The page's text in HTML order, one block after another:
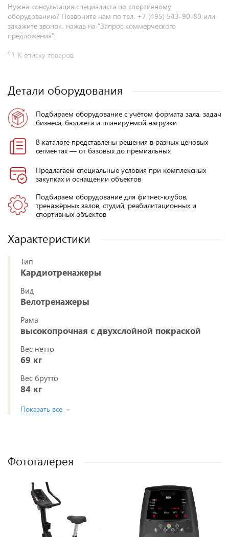
Нужна консультация специалиста по спортивному
оборудованию? Позвоните нам по тел. +7 (495) 543-90-80 или
закажите звонок, нажав на "Запрос коммерческого
предложения".
К списку товаров
Детали оборудования
Подбираем оборудование с учётом формата зала, задач
бизнеса, бюджета и планируемой нагрузки
В каталоге представлены решения в разных ценовых
сегментах — от базовых до премиальных
Предлагаем специальные условия при комплексных
закупках и оснащении объектов
Подбираем оборудование для фитнес-клубов,
тренажёрных залов, студий, реабилитационных и
спортивных объектов
Характеристики
Тип
Кардиотренажеры
Вид
Велотренажеры
Рама
высокопрочная с двухслойной покраской
Вес нетто
69 кг
Вес брутто
84 кг
Показать все
Фотогалерея